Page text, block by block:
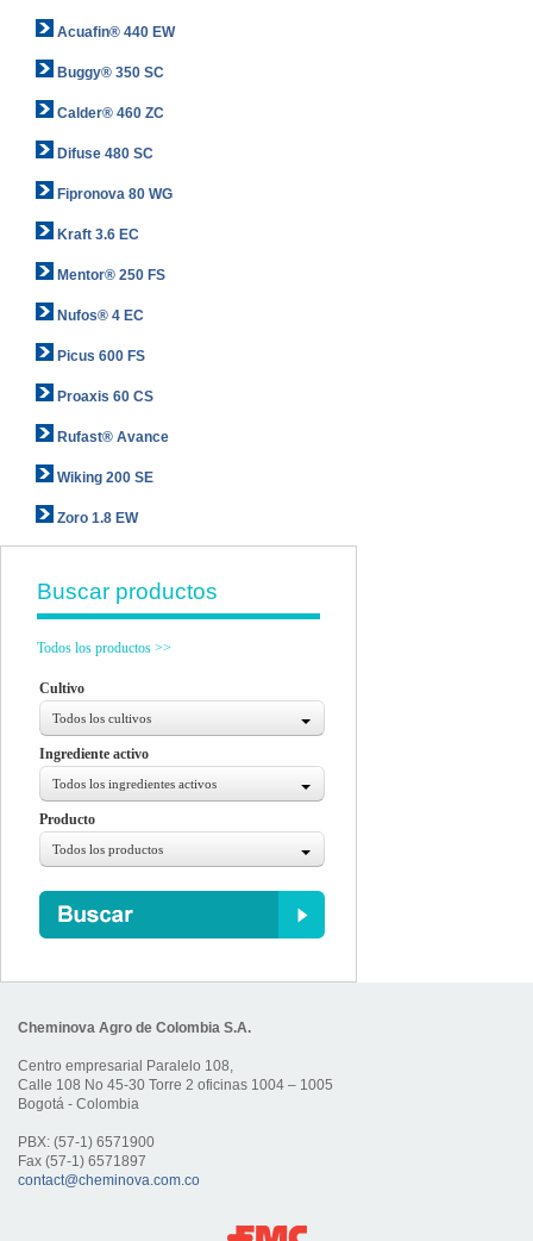
Acuafin® 440 EW
Buggy® 350 SC
Calder® 460 ZC
Difuse 480 SC
Fipronova 80 WG
Kraft 3.6 EC
Mentor® 250 FS
Nufos® 4 EC
Picus 600 FS
Proaxis 60 CS
Rufast® Avance
Wiking 200 SE
Zoro 1.8 EW
Buscar productos
Todos los productos >>
Cultivo
Todos los cultivos
Ingrediente activo
Todos los ingredientes activos
Producto
Todos los productos
Cheminova Agro de Colombia S.A.
Centro empresarial Paralelo 108,
Calle 108 No 45-30 Torre 2 oficinas 1004 – 1005
Bogotá - Colombia
PBX: (57-1) 6571900
Fax (57-1) 6571897
contact@cheminova.com.co